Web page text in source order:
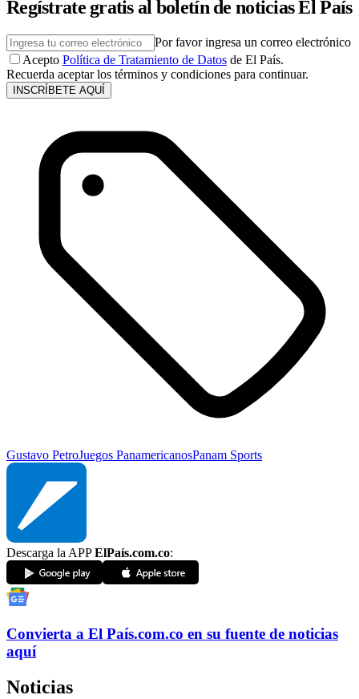
Regístrate gratis al boletín de noticias El País
Por favor ingresa un correo electrónico
Acepto Política de Tratamiento de Datos de El País.
Recuerda aceptar los términos y condiciones para continuar.
INSCRÍBETE AQUÍ
Gustavo PetroJuegos PanamericanosPanam Sports
Descarga la APPElPaís.com.co:
Convierta a El País.com.co en su fuente de noticias
aquí
Noticias